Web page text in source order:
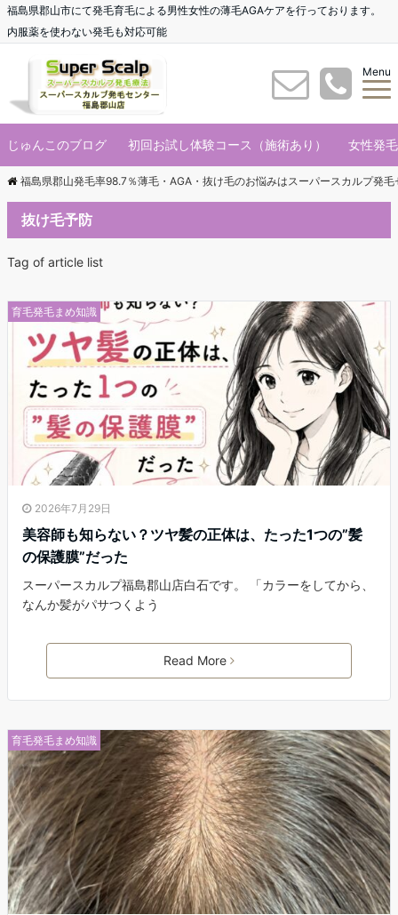
福島県郡山市にて発毛育毛による男性女性の薄毛AGAケアを行っております。
内服薬を使わない発毛も対応可能
Menu
じゅんこのブログ 初回お試し体験コース（施術あり） 女性発
福島県郡山発毛率98.7％薄毛・AGA・抜け毛のお悩みはスーパースカルプ発
抜け毛予防
Tag of article list
育毛発毛まめ知識
2026年7月29日
美容師も知らない？ツヤ髪の正体は、たった1つの”髪
の保護膜”だった
スーパースカルプ福島郡山店白石です。 「カラーをしてから、
なんか髪がパサつくよう
Read More
育毛発毛まめ知識